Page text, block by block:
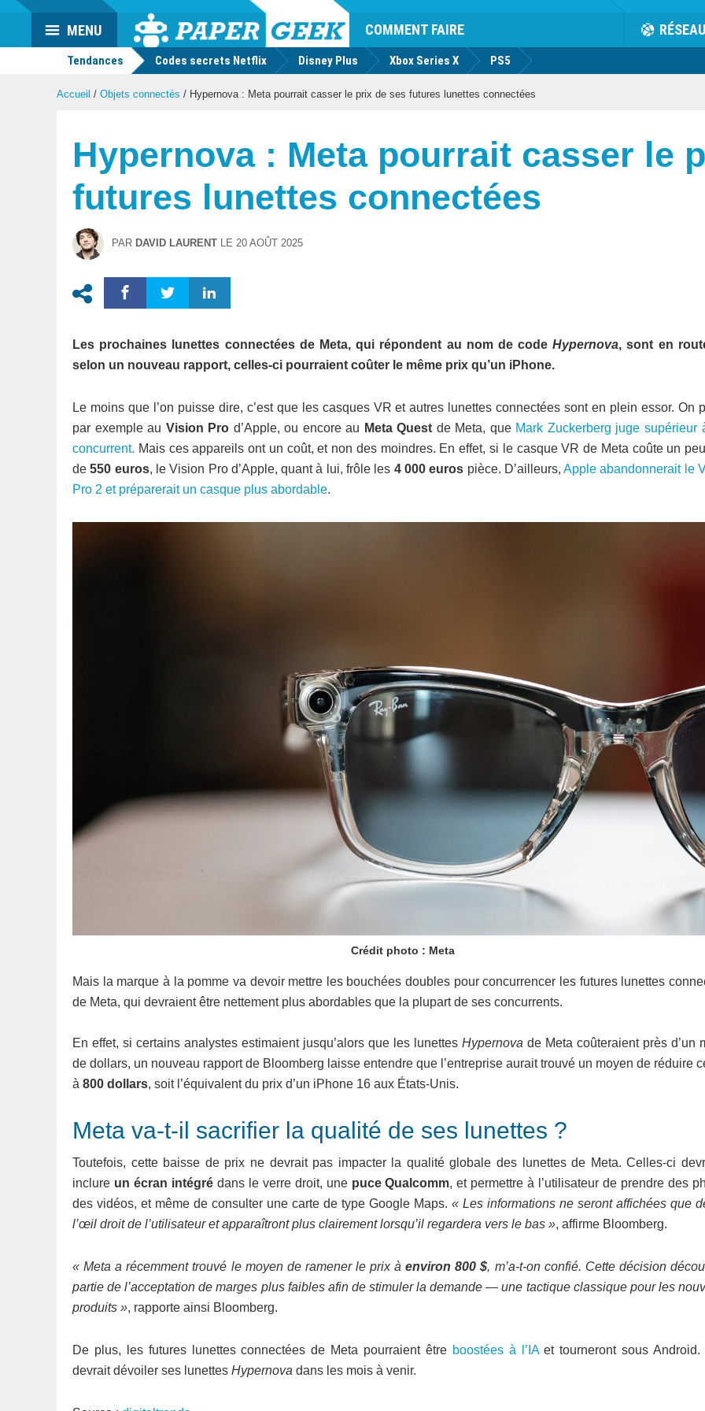
Actu
geek
COMMENT FAIRE RÉSEAU
MENU
Tendances Codes secrets Netflix Disney Plus Xbox Series X PS5
Accueil / Objets connectés / Hypernova : Meta pourrait casser le prix de ses futures lunettes connectées
Hypernova : Meta pourrait casser le
futures lunettes connectées
PAR DAVID LAURENT LE 20 AOÛT 2025
Les prochaines lunettes connectées de Meta, qui répondent au nom de codeHypernova, sont en
selon un nouveau rapport, celles-ci pourraient coûter le même prix qu’un iPhone.
Le moins que l’on puisse dire, c’est que les casques VR et autres lunettes connectées sont en plein essor. On
par exemple au Vision Pro d’Apple, ou encore au Meta Quest de Meta, que Mark Zuckerberg juge supérieur
concurrent. Mais ces appareils ont un coût, et non des moindres. En effet, si le casque VR de Meta coûte un
de550 euros, le Vision Pro d’Apple, quant à lui, frôle les 4 000 euros pièce. D’ailleurs,Apple abandonnerait le
Pro 2 et préparerait un casque plus abordable.
Crédit photo : Meta
Mais la marque à la pomme va devoir mettre les bouchées doubles pour concurrencer les futures lunettes
de Meta, qui devraient être nettement plus abordables que la plupart de ses concurrents.
En effet, si certains analystes estimaient jusqu’alors que les lunettes Hypernova de Meta coûteraient près d’un
de dollars, un nouveau rapport de Bloomberg laisse entendre que l’entreprise aurait trouvé un moyen de réduire
à 800 dollars, soit l’équivalent du prix d’un iPhone 16 aux États-Unis.
Meta va-t-il sacrifier la qualité de ses lunettes ?
Toutefois, cette baisse de prix ne devrait pas impacter la qualité globale des lunettes de Meta. Celles-ci
inclure un écran intégrédans le verre droit, une puce Qualcomm, et permettre à l’utilisateur de prendre des
des vidéos, et même de consulter une carte de type Google Maps. « Les informations ne seront affichées que
l’œil droit de l’utilisateur et apparaîtront plus clairement lorsqu’il regardera vers le bas », affirme Bloomberg.
« Meta a récemment trouvé le moyen de ramener le prix àenviron 800 $, m’a-t-on confié. Cette décision
partie de l’acceptation de marges plus faibles afin de stimuler la demande — une tactique classique pour les
produits », rapporte ainsi Bloomberg.
De plus, les futures lunettes connectées de Meta pourraient être boostées à l’IAet tourneront sous Android.
devrait dévoiler ses lunettes Hypernova dans les mois à venir.